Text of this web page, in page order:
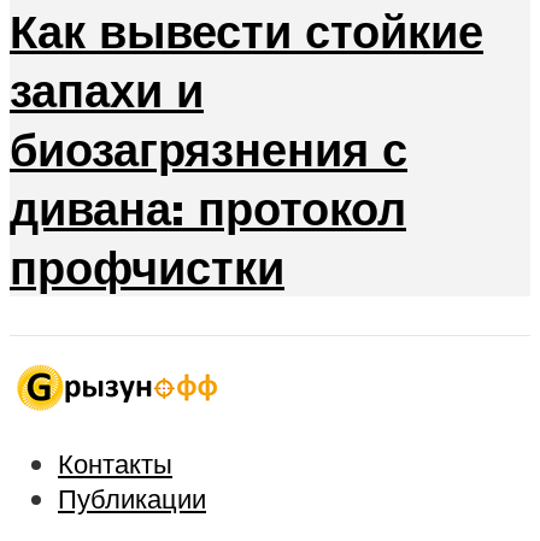
Как вывести стойкие
запахи и
биозагрязнения с
дивана: протокол
профчистки
Контакты
Публикации